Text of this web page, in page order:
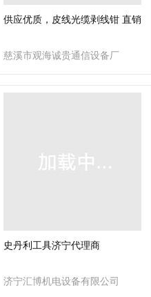
供应优质，皮线光缆剥线钳 直销
慈溪市观海诚贵通信设备厂
史丹利工具济宁代理商
济宁汇博机电设备有限公司